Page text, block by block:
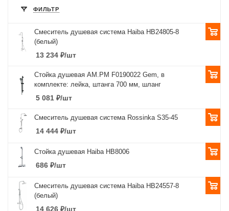
ФИЛЬТР
Смеситель душевая система Haiba НВ24805-8
(белый)
13 234 ₽/шт
Стойка душевая AM.PM F0190022 Gem, в
комплекте: лейка, штанга 700 мм, шланг
5 081 ₽/шт
Смеситель душевая система Rossinka S35-45
14 444 ₽/шт
Стойка душевая Haiba HB8006
686 ₽/шт
Смеситель душевая система Haiba НВ24557-8
(белый)
14 626 ₽/шт